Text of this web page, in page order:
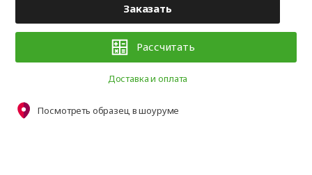
Заказать
Рассчитать
Доставка и оплата
Посмотреть образец в шоуруме